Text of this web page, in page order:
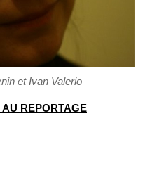
et Ivan Valerio
REPORTAGE